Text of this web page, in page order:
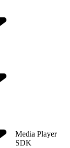
Media Player
SDK